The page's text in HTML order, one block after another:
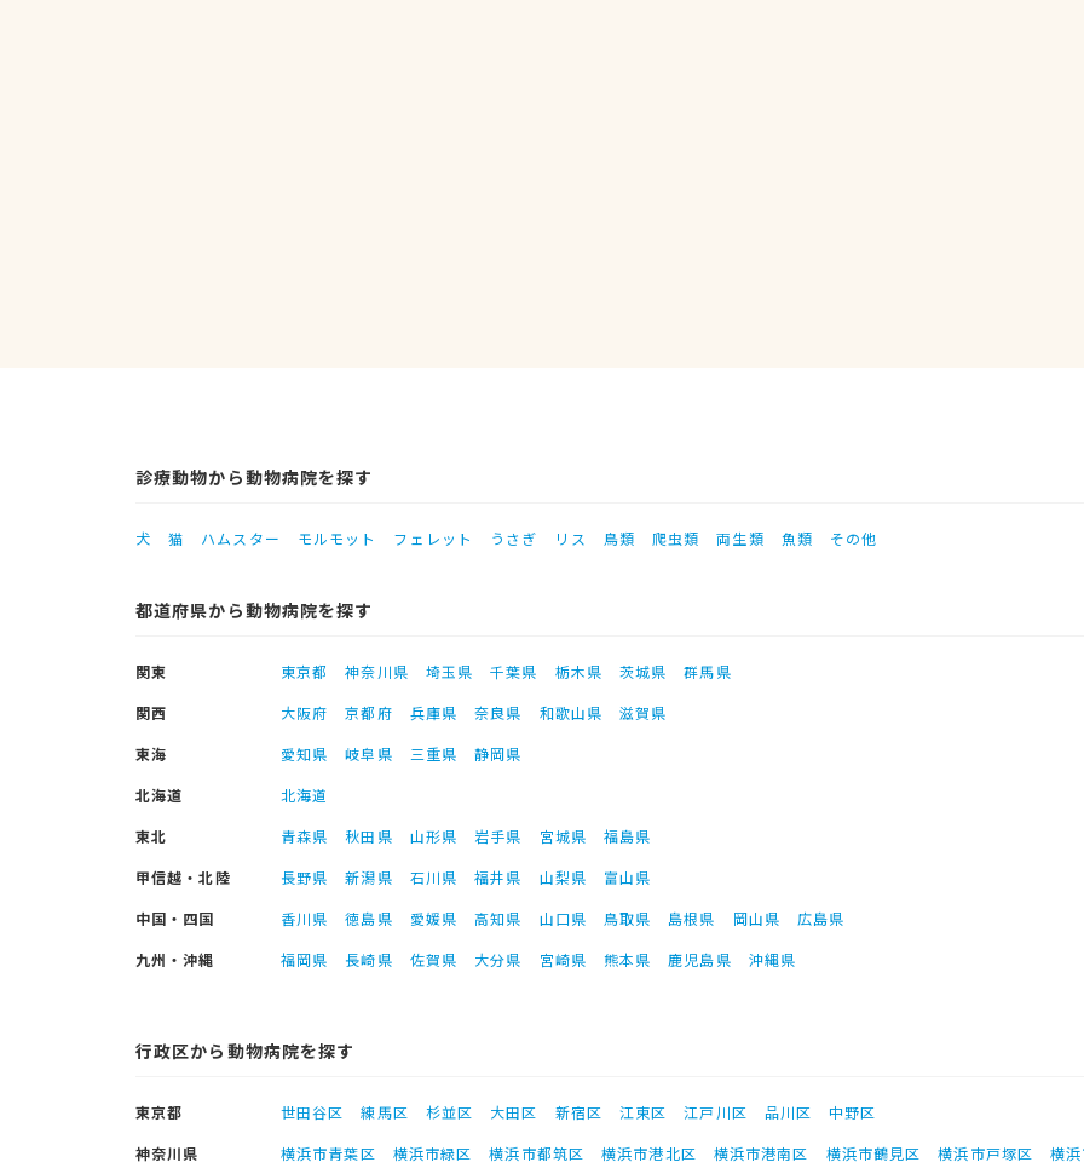
診療動物から動物病院を探す
犬 猫 ハムスター モルモット フェレット うさぎ リス 鳥類 爬虫類 両生類 魚類 その他
都道府県から動物病院を探す
関東 東京都 神奈川県 埼玉県 千葉県 栃木県 茨城県
群馬県
関西
大阪府 京都府 兵庫県 奈良県 和歌山県
滋賀県
東海
愛知県 岐阜県 三重県
静岡県
北海道
北海道
東北
青森県 秋田県 山形県 岩手県 宮城県
福島県
甲信越・北陸
長野県 新潟県 石川県 福井県 山梨県
富山県
中国・四国
香川県 徳島県 愛媛県 高知県 山口県 鳥取県 島根県 岡山県
広島県
九州・沖縄
福岡県 長崎県 佐賀県 大分県 宮崎県 熊本県 鹿児島県 沖縄県
行政区から動物病院を探す
東京都 世田谷区 練馬区 杉並区 大田区 新宿区 江東区 江戸川区 品川区
中野区
神奈川県
横浜市青葉区 横浜市緑区 横浜市都筑区 横浜市港北区 横浜市港南区 横浜市鶴見区 横浜市戸塚区
横